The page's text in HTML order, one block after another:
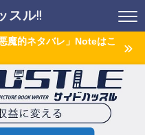
スル!!
魔的ネタバレ」Noteはこ